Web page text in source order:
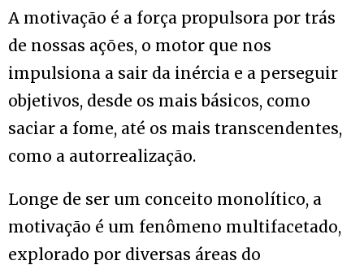
A motivação é a força propulsora por trás
de nossas ações, o motor que nos
impulsiona a sair da inércia e a perseguir
objetivos, desde os mais básicos, como
saciar a fome, até os mais transcendentes,
como a autorrealização.
Longe de ser um conceito monolítico, a
motivação é um fenômeno multifacetado,
explorado por diversas áreas do